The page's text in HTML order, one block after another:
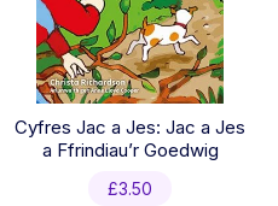
Cyfres Jac a Jes: Jac a Jes
a Ffrindiau’r Goedwig
£3.50